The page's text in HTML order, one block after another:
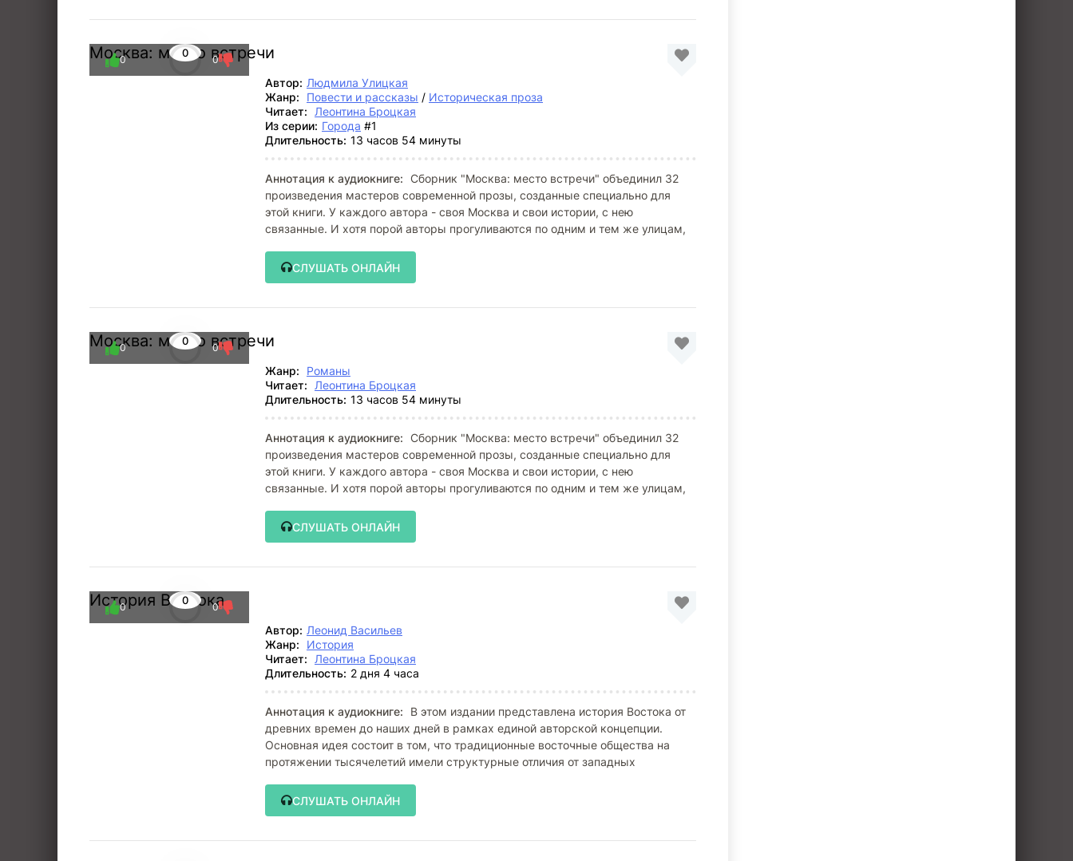
Москва: место встречи
0
0 0
Автор: Людмила Улицкая
Жанр:
Повести и рассказы / Историческая проза
Читает:
Леонтина Броцкая
Из серии: Города #1
Длительность: 13 часов 54 минуты
Аннотация к аудиокниге: Сборник "Москва: место встречи" объединил 32
произведения мастеров современной прозы, созданные специально для
этой книги. У каждого автора - своя Москва и свои истории, с нею
связанные. И хотя порой авторы прогуливаются по одним и тем же улицам,
СЛУШАТЬ ОНЛАЙН
Москва: место встречи
0
0 0
Жанр:
Романы
Читает:
Леонтина Броцкая
Длительность: 13 часов 54 минуты
Аннотация к аудиокниге: Сборник "Москва: место встречи" объединил 32
произведения мастеров современной прозы, созданные специально для
этой книги. У каждого автора - своя Москва и свои истории, с нею
связанные. И хотя порой авторы прогуливаются по одним и тем же улицам,
СЛУШАТЬ ОНЛАЙН
История Востока
0
0 0
Автор: Леонид Васильев
Жанр:
История
Читает:
Леонтина Броцкая
Длительность: 2 дня 4 часа
Аннотация к аудиокниге:
В этом издании представлена история Востока от
древних времен до наших дней в рамках единой авторской концепции.
Основная идея состоит в том, что традиционные восточные общества на
протяжении тысячелетий имели структурные отличия от западных
СЛУШАТЬ ОНЛАЙН